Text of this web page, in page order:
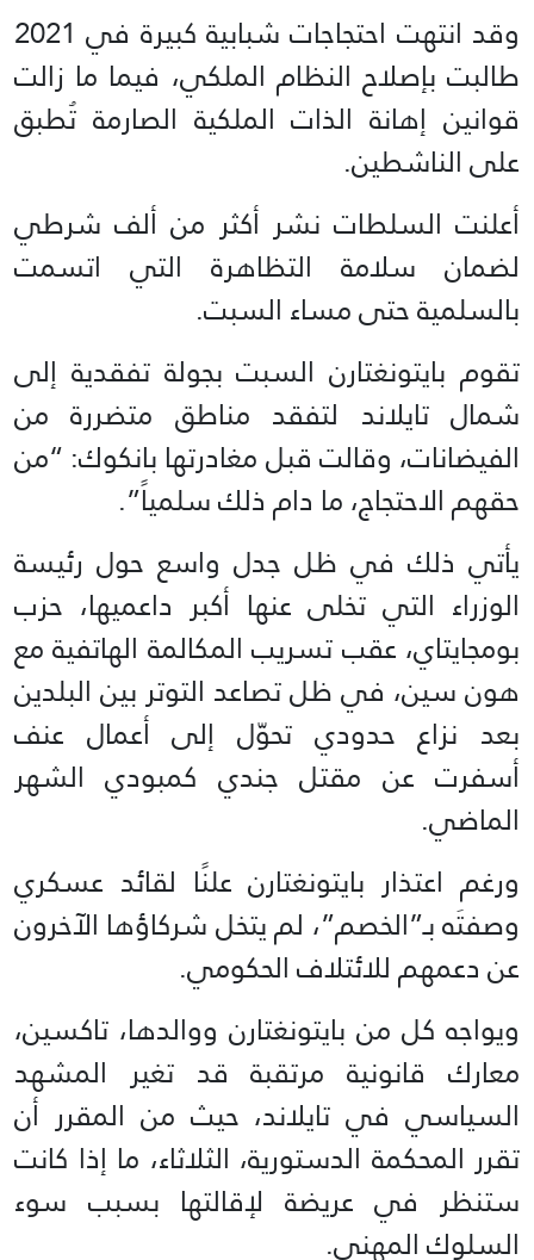
وقد انتهت احتجاجات شبابية كبيرة في 2021
طالبت بإصلاح النظام الملكي، فيما ما زالت
قوانين إهانة الذات الملكية الصارمة تُطبق
على الناشطين.
أعلنت السلطات نشر أكثر من ألف شرطي
لضمان سلامة التظاهرة التي اتسمت
بالسلمية حتى مساء السبت.
تقوم بايتونغتارن السبت بجولة تفقدية إلى
شمال تايلاند لتفقد مناطق متضررة من
الفيضانات، وقالت قبل مغادرتها بانكوك: “من
حقهم الاحتجاج، ما دام ذلك سلمياً”.
يأتي ذلك في ظل جدل واسع حول رئيسة
الوزراء التي تخلى عنها أكبر داعميها، حزب
بومجايتاي، عقب تسريب المكالمة الهاتفية مع
هون سين، في ظل تصاعد التوتر بين البلدين
بعد نزاع حدودي تحوّل إلى أعمال عنف
أسفرت عن مقتل جندي كمبودي الشهر
الماضي.
ورغم اعتذار بايتونغتارن علنًا لقائد عسكري
وصفتَه بـ”الخصم”، لم يتخل شركاؤها الآخرون
عن دعمهم للائتلاف الحكومي.
ويواجه كل من بايتونغتارن ووالدها، تاكسين،
معارك قانونية مرتقبة قد تغير المشهد
السياسي في تايلاند، حيث من المقرر أن
تقرر المحكمة الدستورية، الثلاثاء، ما إذا كانت
ستنظر في عريضة لإقالتها بسبب سوء
السلوك المهني.